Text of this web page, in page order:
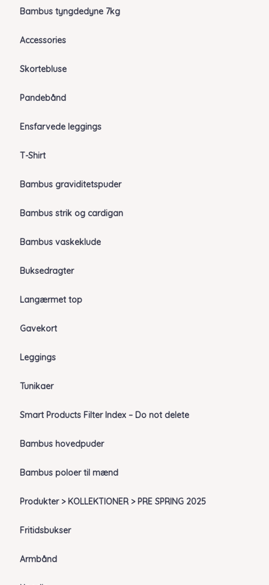
Bambus tyngdedyne 7kg
Accessories
Skortebluse
Pandebånd
Ensfarvede leggings
T-Shirt
Bambus graviditetspuder
Bambus strik og cardigan
Bambus vaskeklude
Buksedragter
Langærmet top
Gavekort
Leggings
Tunikaer
Smart Products Filter Index – Do not delete
Bambus hovedpuder
Bambus poloer til mænd
Produkter > KOLLEKTIONER > PRE SPRING 2025
Fritidsbukser
Armbånd